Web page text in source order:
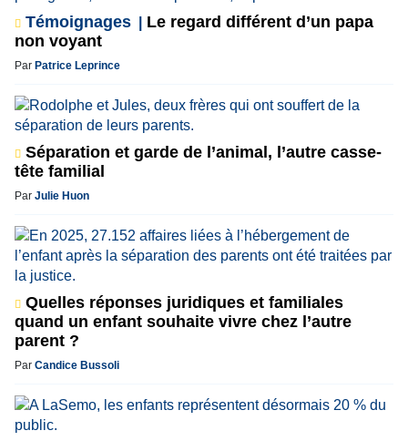
Témoignages
Le regard différent d’un papa
non voyant
Par Patrice Leprince
Séparation et garde de l’animal, l’autre casse-
tête familial
Par Julie Huon
Quelles réponses juridiques et familiales
quand un enfant souhaite vivre chez l’autre
parent ?
Par Candice Bussoli